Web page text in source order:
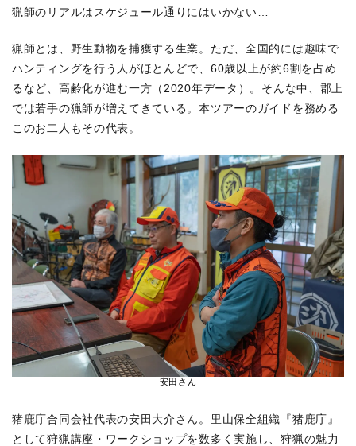
猟師のリアルはスケジュール通りにはいかない…
猟師とは、野生動物を捕獲する生業。ただ、全国的には趣味で
ハンティングを行う人がほとんどで、60歳以上が約6割を占め
るなど、高齢化が進む一方（2020年データ）。そんな中、郡上
では若手の猟師が増えてきている。本ツアーのガイドを務める
このお二人もその代表。
安田さん
猪鹿庁合同会社代表の安田大介さん。里山保全組織『猪鹿庁』
として狩猟講座・ワークショップを数多く実施し、狩猟の魅力